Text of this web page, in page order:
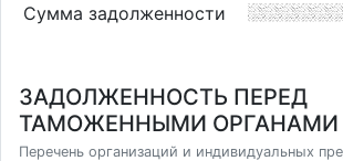
Сумма задолженности
ЗАДОЛЖЕННОСТЬ ПЕРЕД
ТАМОЖЕННЫМИ ОРГАНАМИ
Перечень организаций и индивидуальных